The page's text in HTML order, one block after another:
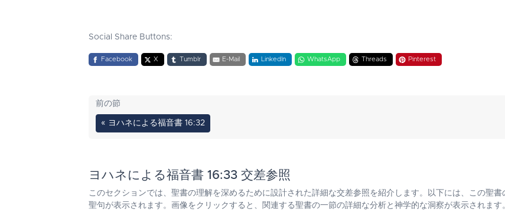
Social Share Buttons:
Facebook X Tumblr E-Mail LinkedIn WhatsApp Threads Pinterest
前の節
« ヨハネによる福音書 16:32
ヨハネによる福音書 16:33 交差参照
このセクションでは、聖書の理解を深めるために設計された詳細な交差参照を紹介します。以下には、この聖
聖句が表示されます。画像をクリックすると、関連する聖書の一節の詳細な分析と神学的な洞察が表示されます